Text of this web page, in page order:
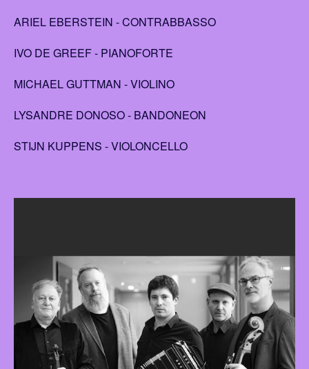
ARIEL EBERSTEIN - CONTRABBASSO
IVO DE GREEF - PIANOFORTE
MICHAEL GUTTMAN - VIOLINO
LYSANDRE DONOSO - BANDONEON
STIJN KUPPENS - VIOLONCELLO